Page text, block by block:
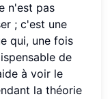
n'est pas
; c'est une
qui, une fois
de
à voir le
la théorie